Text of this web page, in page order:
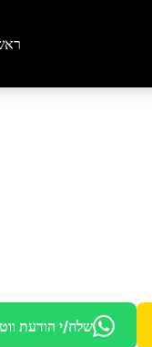
שלח/י הודעת